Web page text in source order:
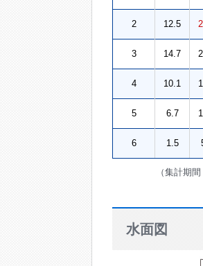
2 12.5
3 14.7
4 10.1
5 6.7
6 1.5
（集計期
水面図